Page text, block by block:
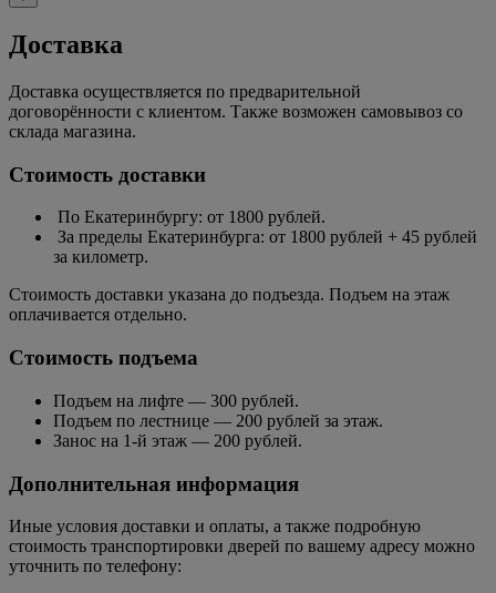
Доставка
Доставка осуществляется по предварительной
договорённости с клиентом. Также возможен самовывоз со
склада магазина.
Стоимость доставки
По Екатеринбургу: от 1800 рублей.
За пределы Екатеринбурга: от 1800 рублей + 45 рублей
за километр.
Стоимость доставки указана до подъезда. Подъем на этаж
оплачивается отдельно.
Стоимость подъема
Подъем на лифте — 300 рублей.
Подъем по лестнице — 200 рублей за этаж.
Занос на 1-й этаж — 200 рублей.
Дополнительная информация
Иные условия доставки и оплаты, а также подробную
стоимость транспортировки дверей по вашему адресу можно
уточнить по телефону: